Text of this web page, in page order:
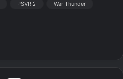
PSVR 2 War Thunder